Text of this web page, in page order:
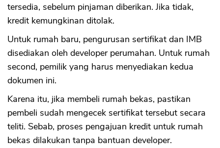
tersedia, sebelum pinjaman diberikan. Jika tidak,
kredit kemungkinan ditolak.
Untuk rumah baru, pengurusan sertifikat dan IMB
disediakan oleh developer perumahan. Untuk rumah
second, pemilik yang harus menyediakan kedua
dokumen ini.
Karena itu, jika membeli rumah bekas, pastikan
pembeli sudah mengecek sertifikat tersebut secara
teliti. Sebab, proses pengajuan kredit untuk rumah
bekas dilakukan tanpa bantuan developer.